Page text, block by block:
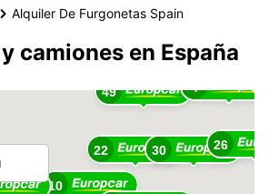
Alquiler De Furgonetas Spain
camiones en España
10
22 30
49
26
4